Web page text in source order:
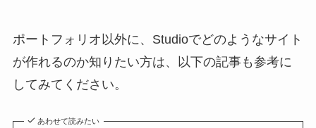
ポートフォリオ以外に、Studioでどのようなサイト
が作れるのか知りたい方は、以下の記事も参考に
してみてください。
あわせて読みたい